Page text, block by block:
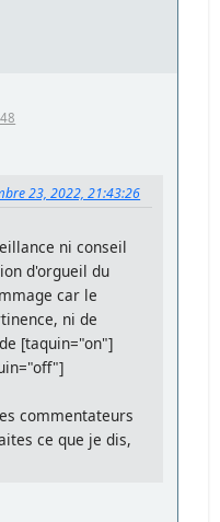
23, 2022, 21:43:26
ni conseil
d'orgueil du
car le
ni de
[taquin="on"]
commentateurs
ce que je dis,